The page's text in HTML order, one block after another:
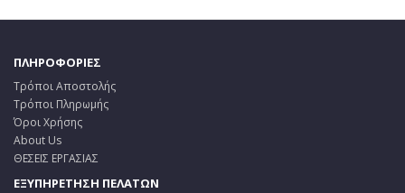
ΠΛΗΡΟΦΟΡΙΕΣ
Τρόποι Αποστολής
Τρόποι Πληρωμής
Όροι Χρήσης
About Us
ΘΕΣΕΙΣ ΕΡΓΑΣΙΑΣ
ΕΞΥΠΗΡΕΤΗΣΗ ΠΕΛΑΤΩΝ